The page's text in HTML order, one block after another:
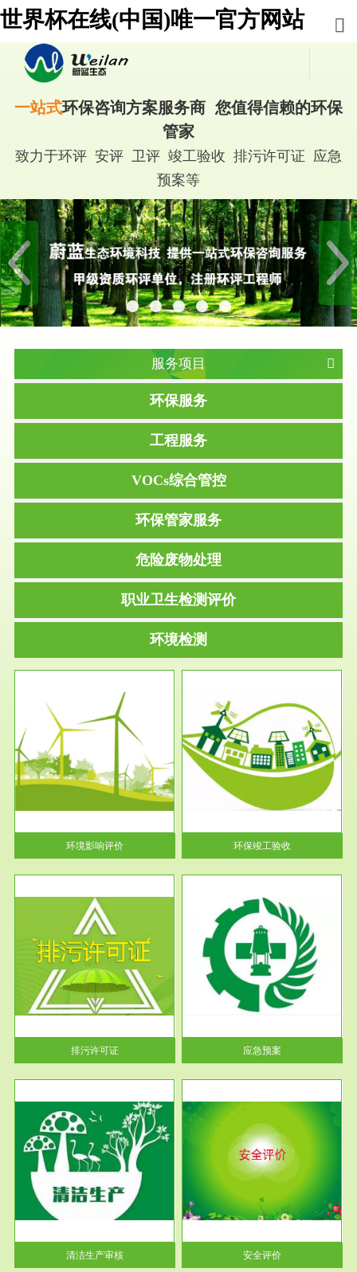
世界杯在线(中国)唯一官方网站
一站式环保咨询方案服务商 您值得信赖的环保
管家
致力于环评 安评 卫评 竣工验收 排污许可证 应急
预案等
服务项目
环保服务
工程服务
VOCs综合管控
环保管家服务
危险废物处理
职业卫生检测评价
环境检测
环境影响评价
服务范围
环保竣工验收
根据《建设项目环境保护管理条
例》第十七条 编制环境影响报
告书、...
环保竣工验收
排污许可证
服务范围
应急预案
根据《中华人民共和国环境保护
法》第十九条 企业事业单位应
当按照...
应急预案
清洁生产审核
服务范围
安全评价
安全评价安全评价目的是查找、
分析和预测工程、系统、生产经
营活...
安全评价